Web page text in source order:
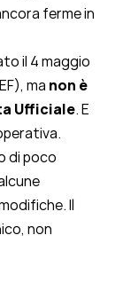
ferme in
il 4 maggio
ma non è
Ufficiale. E
di poco
Il
non